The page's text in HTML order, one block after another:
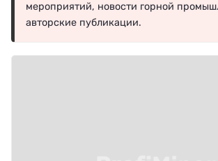
мероприятий, новости горной
авторские публикации.